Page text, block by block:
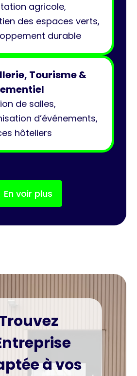
agricole,
des espaces verts,
durable
Tourisme &
de salles,
d’événements,
hôteliers
En voir plus
à vos